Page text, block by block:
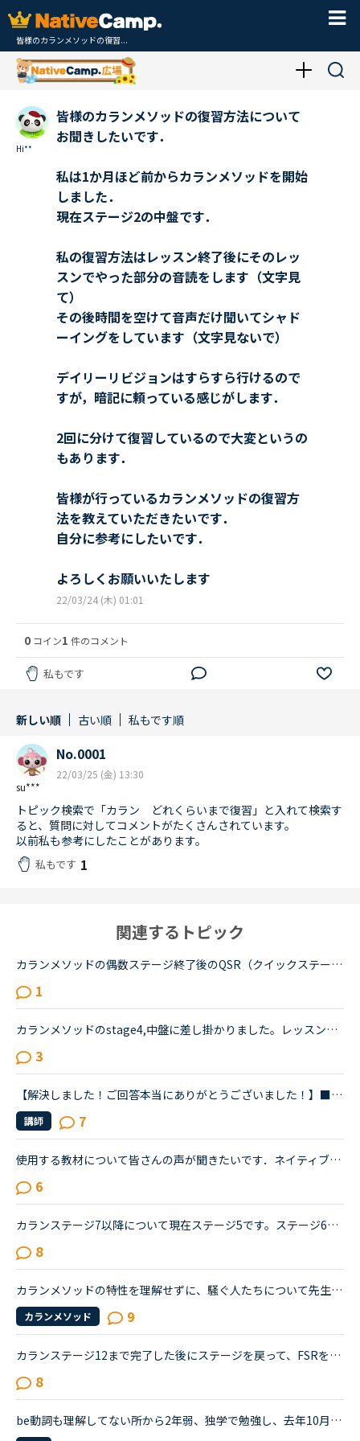
皆様のカランメソッドの復習...
Hi**
皆様のカランメソッドの復習方法について
お聞きしたいです．
私は1か月ほど前からカランメソッドを開始
しました．
現在ステージ2の中盤です．
私の復習方法はレッスン終了後にそのレッ
スンでやった部分の音読をします（文字見
て）
その後時間を空けて音声だけ聞いてシャド
ーイングをしています（文字見ないで）
デイリーリビジョンはすらすら行けるので
すが，暗記に頼っている感じがします．
2回に分けて復習しているので大変というの
もあります．
皆様が行っているカランメソッドの復習方
法を教えていただきたいです．
自分に参考にしたいです．
よろしくお願いいたします
22/03/24 (木) 01:01
0 コイン1 件のコメント
私もです
新しい順 古い順 私もです順
su***
No.0001
22/03/25 (金) 13:30
トピック検索で「カラン どれくらいまで復習」と入れて検索す
ると、質問に対してコメントがたくさんされています。
以前私も参考にしたことがあります。
私もです 1
関連するトピック
カランメソッドの偶数ステージ終了後のQSR（クイックステージリビジョン）について、お尋ねします。いま、ステージ６の終盤に来ていて、来週末ごろからFSRに入りそうです。ステージ５ではFSRも結構時間がかかった...
1
カランメソッドのstage4,中盤に差し掛かりました。レッスンの復習には、特にNEW WORK の復習でテキストとオーディオを利用しています。講師の質問がよく聞き取れないまま、講師のリードでやっと口伝えで回答して...
3
【解決しました！ご回答本当にありがとうございました！】■効果的なカランレッスンの進め方について2020年1月からネイティブキャンプを始め、現在カランレッスンはステージ4の全復習直前段階です。毎回どうしても...
講師 7
使用する教材について皆さんの声が聞きたいです．ネイティブキャンプを初めて1週間になります．ネイティブキャンプの適性診断を受けたところ，Side by Sideがおすすめに出てきたのでやってみたり，日常の英会話を...
6
カランステージ7以降について現在ステージ5です。ステージ6までは絶対に続けようと思い、テキストを購入してあります。（以前こちらで日常会話に必要なのはステージ6までと読んだので）私は英語を聞いても頭の中...
8
カランメソッドの特性を理解せずに、騒ぐ人たちについて先生方のレビューを見ていると、カランの進め方について苦言を呈しているレビューが目立つように思いました。これについて、個人的には「それは、生徒の方...
カランメソッド 9
カランステージ12まで完了した後にステージを戻って、FSRを繰り返している方のお話は、この掲示板でもいくつか伺っています。ですが、ステージ中盤６，７，８，あたりまで進んだ後、いったんステージを戻ってFSR...
8
be動詞も理解してない所から2年弱、独学で勉強し、去年10月からネイティブキャンプを始めました。ネイティブキャンプも4ヶ月位までは頑張っていたのですが、最近は週に3回ほどになりカランメソッドだけを受講して...